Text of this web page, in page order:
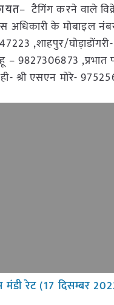
– टैगिंग करने वाले
अधिकारी के
,शाहपुर/
– 9827306873
श्री एसएन मोरे-
रेट (17 दिसम्बर